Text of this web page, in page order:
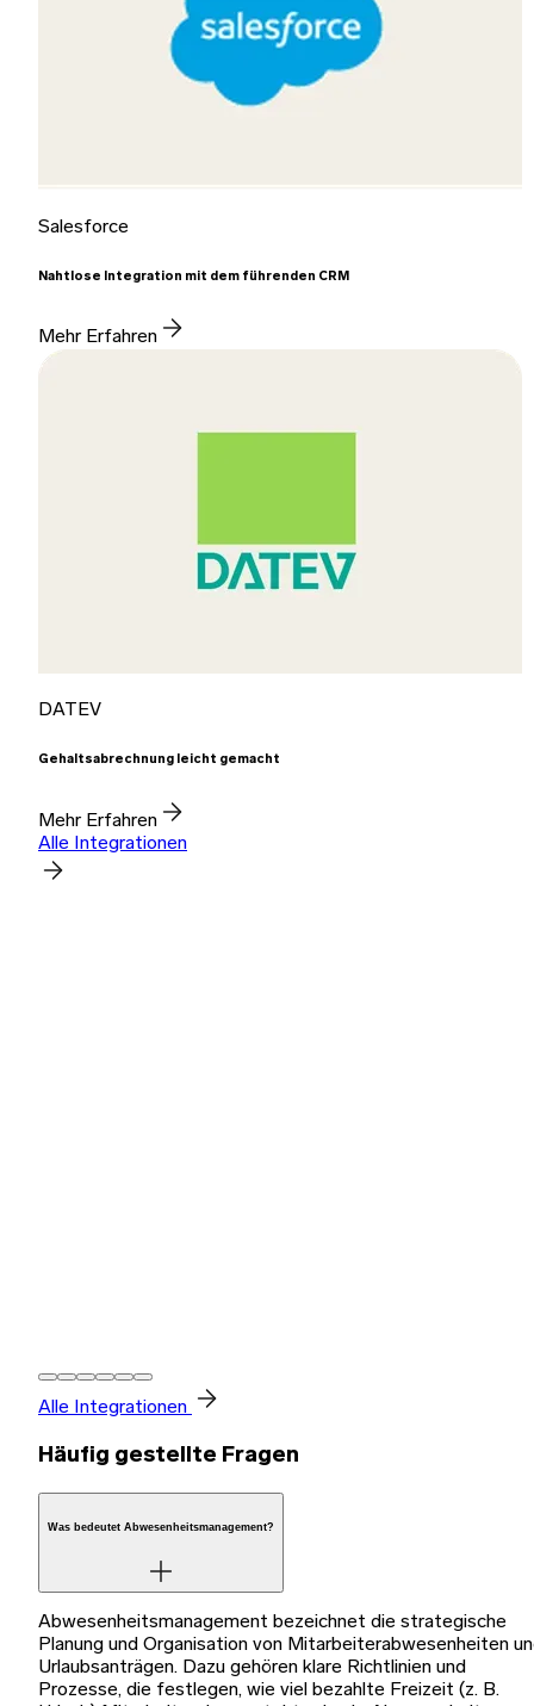
Salesforce
Nahtlose Integration mit dem führenden CRM
Mehr Erfahren
DATEV
Gehaltsabrechnung leicht gemacht
Mehr Erfahren
Alle Integrationen
Alle Integrationen
Häufig gestellte Fragen
Was bedeutet Abwesenheitsmanagement?
Abwesenheitsmanagement bezeichnet die strategische
Planung und Organisation von Mitarbeiterabwesenheiten
Urlaubsanträgen. Dazu gehören klare Richtlinien und
Prozesse, die festlegen, wie viel bezahlte Freizeit (z. B.